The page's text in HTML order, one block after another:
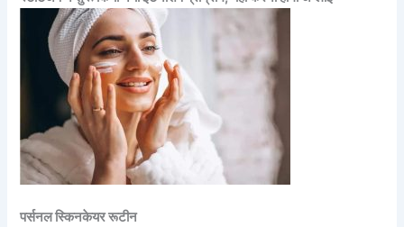
पर्सनल स्किनकेयर रूटीन